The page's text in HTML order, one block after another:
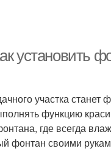
установить
участка
функцию
где всегда
фонтан своими